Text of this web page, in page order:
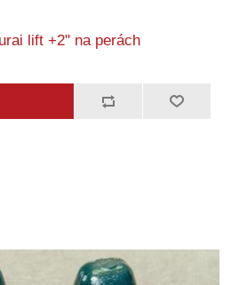
lift +2" na perách